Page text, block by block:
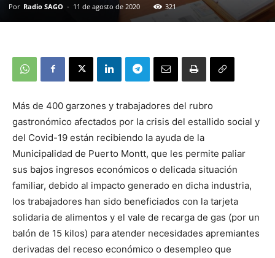
Por Radio SAGO - 11 de agosto de 2020 321
Más de 400 garzones y trabajadores del rubro
gastronómico afectados por la crisis del estallido social y
del Covid-19 están recibiendo la ayuda de la
Municipalidad de Puerto Montt, que les permite paliar
sus bajos ingresos económicos o delicada situación
familiar, debido al impacto generado en dicha industria,
los trabajadores han sido beneficiados con la tarjeta
solidaria de alimentos y el vale de recarga de gas (por un
balón de 15 kilos) para atender necesidades apremiantes
derivadas del receso económico o desempleo que